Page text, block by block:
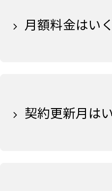
月額料金はい
契約更新月は